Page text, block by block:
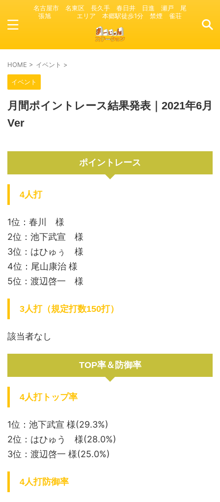
名古屋市 名東区 長久手 春日井 日進 瀬戸 尾
張旭 エリア 本郷駅徒歩1分 禁煙 雀荘
HOME > イベント >
イベント
月間ポイントレース結果発表｜2021年6月
Ver
ポイントレース
4人打
1位：春川 様
2位：池下武宣 様
3位：はひゅぅ 様
4位：尾山康治 様
5位：渡辺啓一 様
3人打（規定打数150打）
該当者なし
TOP率＆防御率
4人打トップ率
1位：池下武宣 様(29.3%)
2位：はひゅう 様(28.0%)
3位：渡辺啓一 様(25.0%)
4人打防御率